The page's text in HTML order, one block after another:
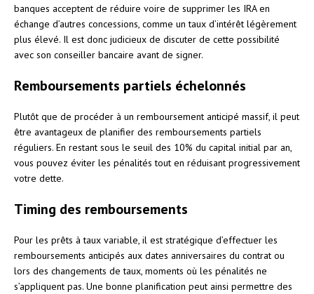
banques acceptent de réduire voire de supprimer les IRA en
échange d’autres concessions, comme un taux d’intérêt légèrement
plus élevé. Il est donc judicieux de discuter de cette possibilité
avec son conseiller bancaire avant de signer.
Remboursements partiels échelonnés
Plutôt que de procéder à un remboursement anticipé massif, il peut
être avantageux de planifier des remboursements partiels
réguliers. En restant sous le seuil des 10% du capital initial par an,
vous pouvez éviter les pénalités tout en réduisant progressivement
votre dette.
Timing des remboursements
Pour les prêts à taux variable, il est stratégique d’effectuer les
remboursements anticipés aux dates anniversaires du contrat ou
lors des changements de taux, moments où les pénalités ne
s’appliquent pas. Une bonne planification peut ainsi permettre des